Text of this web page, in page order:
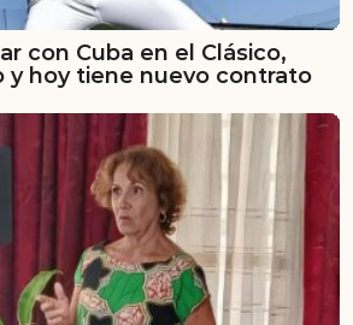
con Cuba en el Clásico,
y hoy tiene nuevo contrato